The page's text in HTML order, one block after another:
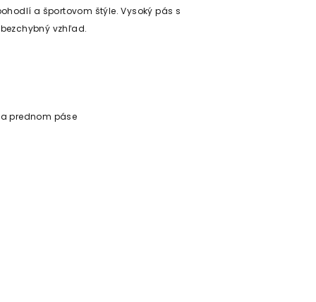
a športovom štýle. Vysoký pás s
vzhľad.
prednom páse